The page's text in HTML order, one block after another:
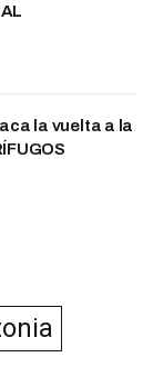
la vuelta a la